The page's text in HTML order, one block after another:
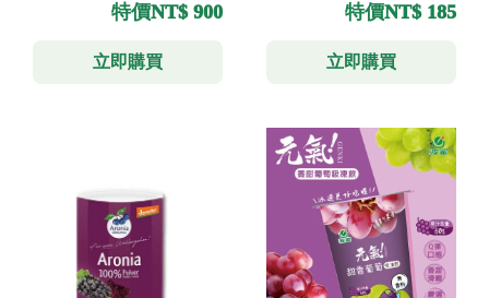
特價NT$ 900
立即購買
特價NT$ 185
立即購買